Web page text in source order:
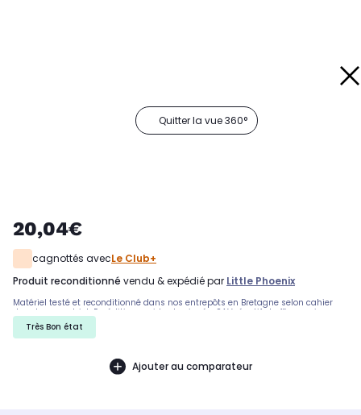
Quitter la vue 360°
20,04€
cagnottés avecLe Club+
produit reconditionné vendu & expédié par Little Phoenix
Matériel testé et reconditionné dans nos entrepôts en Bretagne selon cahier
des charges strict. Expédition rapide et soignée. SAV réactif et efficace si
besoin.Très Bon état
Ajouter au comparateur